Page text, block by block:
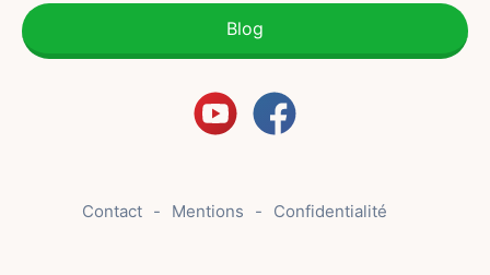
Blog
Contact Mentions Confidentialité